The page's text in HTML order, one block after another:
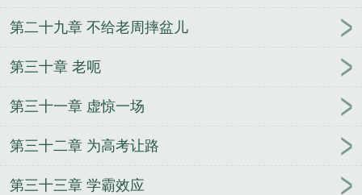
第二十九章 不给老周摔盆儿
第三十章 老呃
第三十一章 虚惊一场
第三十二章 为高考让路
第三十三章 学霸效应